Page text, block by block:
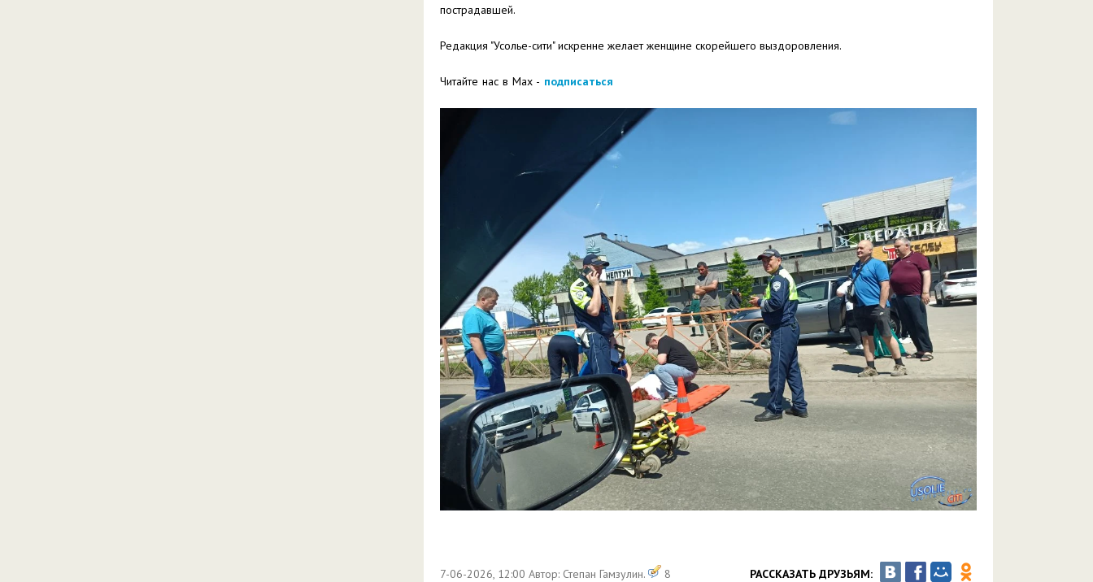
пострадавшей.
Редакция "Усолье-сити" искренне желает женщине скорейшего выздоровления.
Читайте нас в Max - подписаться
7-06-2026, 12:00 Автор: Степан Гамзулин. 8 РАССКАЗАТЬ ДРУЗЬЯМ: